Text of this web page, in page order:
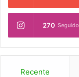
270
Recente